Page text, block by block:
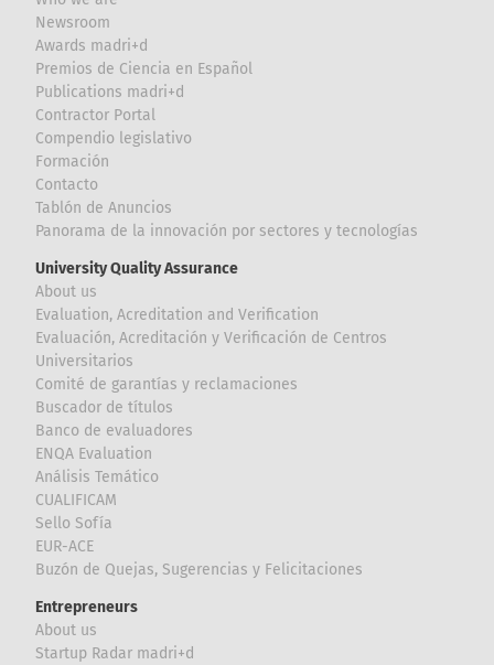
Newsroom
Awards madri+d
Premios de Ciencia en Español
Publications madri+d
Contractor Portal
Compendio legislativo
Formación
Contacto
Tablón de Anuncios
Panorama de la innovación por sectores y tecnologías
University Quality Assurance
About us
Evaluation, Acreditation and Verification
Evaluación, Acreditación y Verificación de Centros
Universitarios
Comité de garantías y reclamaciones
Buscador de títulos
Banco de evaluadores
ENQA Evaluation
Análisis Temático
CUALIFICAM
Sello Sofía
EUR-ACE
Buzón de Quejas, Sugerencias y Felicitaciones
Entrepreneurs
About us
Startup Radar madri+d